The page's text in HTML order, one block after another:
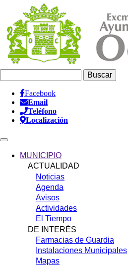
contenido
principal
Información
Header
Facebook
Email
Teléfono
Localización
navigationMUNICIPIO
ACTUALIDAD
Noticias
Agenda
Avisos
Actividades
El Tiempo
DE INTERÉS
Farmacias de Guardia
Instalaciones Municipales
Mapas